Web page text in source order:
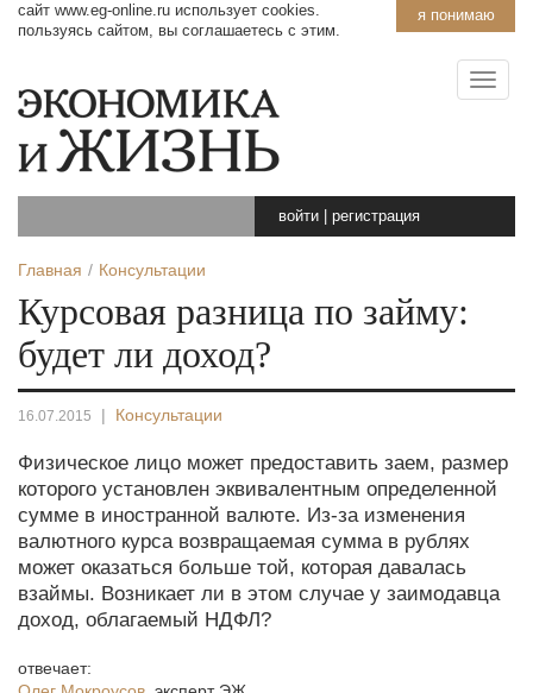
я понимаю
сайт www.eg-online.ru использует cookies.
пользуясь сайтом, вы соглашаетесь с этим.
войти регистрация
Главная Консультации
Курсовая разница по займу:
будет ли доход?
16.07.2015 | Консультации
Физическое лицо может предоставить заем, размер
которого установлен эквивалентным определенной
сумме в иностранной валюте. Из-за изменения
валютного курса возвращаемая сумма в рублях
может оказаться больше той, которая давалась
взаймы. Возникает ли в этом случае у заимодавца
доход, облагаемый НДФЛ?
отвечает: